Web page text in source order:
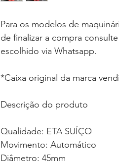
Para os modelos de
de finalizar a compra
escolhido via Whatsapp.
*Caixa original da marca
Descrição do produto
Qualidade: ETA SUÍÇO
Movimento: Automático
Diâmetro: 45mm